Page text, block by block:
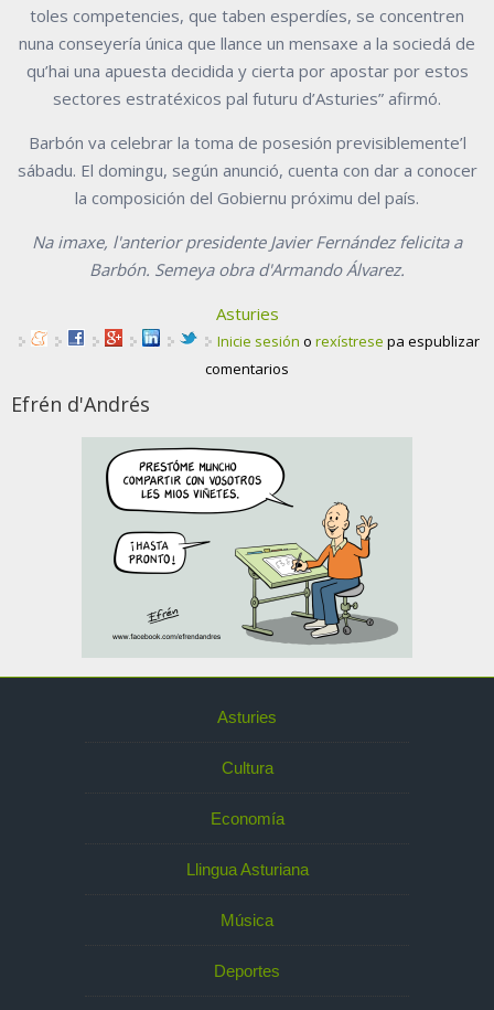
toles competencies, que taben esperdíes, se concentren
nuna conseyería única que llance un mensaxe a la sociedá de
qu’hai una apuesta decidida y cierta por apostar por estos
sectores estratéxicos pal futuru d’Asturies” afirmó.
Barbón va celebrar la toma de posesión previsiblemente’l
sábadu. El domingu, según anunció, cuenta con dar a conocer
la composición del Gobiernu próximu del país.
Na imaxe, l'anterior presidente Javier Fernández felicita a
Barbón. Semeya obra d'Armando Álvarez.
Asturies
Inicie sesión o rexístrese pa espublizar
comentarios
Efrén d'Andrés
Asturies
Cultura
Economía
Llingua Asturiana
Música
Deportes